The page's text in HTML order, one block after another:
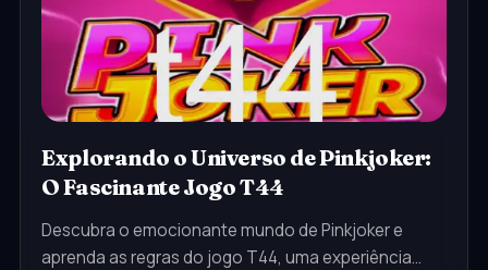
Explorando o Universo de Pinkjoker:
O Fascinante Jogo T44
Descubra o emocionante mundo de Pinkjoker e
aprenda as regras do jogo T44, uma experiência